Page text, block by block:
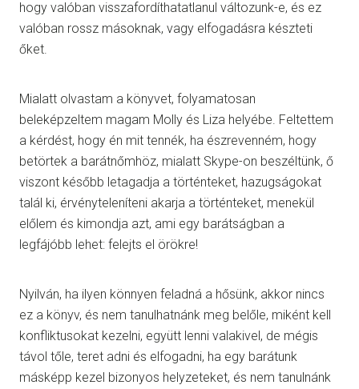
hogy valóban visszafordíthatatlanul változunk-e, és ez
valóban rossz másoknak, vagy elfogadásra készteti
őket.
Mialatt olvastam a könyvet, folyamatosan
beleképzeltem magam Molly és Liza helyébe. Feltettem
a kérdést, hogy én mit tennék, ha észrevenném, hogy
betörtek a barátnőmhöz, mialatt Skype-on beszéltünk, ő
viszont később letagadja a történteket, hazugságokat
talál ki, érvényteleníteni akarja a történteket, menekül
előlem és kimondja azt, ami egy barátságban a
legfájóbb lehet: felejts el örökre!
Nyilván, ha ilyen könnyen feladná a hősünk, akkor nincs
ez a könyv, és nem tanulhatnánk meg belőle, miként kell
konfliktusokat kezelni, együtt lenni valakivel, de mégis
távol tőle, teret adni és elfogadni, ha egy barátunk
másképp kezel bizonyos helyzeteket, és nem tanulnánk